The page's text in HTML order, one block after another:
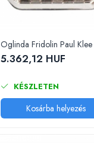
Oglinda Fridolin Paul Klee
5.362,12 HUF
KÉSZLETEN
Kosárba helyezés